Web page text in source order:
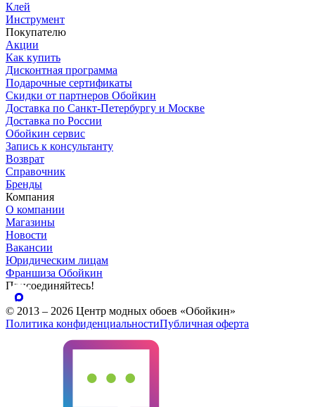
Клей
Инструмент
Покупателю
Акции
Как купить
Дисконтная программа
Подарочные сертификаты
Скидки от партнеров Обойкин
Доставка по Санкт-Петербургу и Москве
Доставка по России
Обойкин сервис
Запись к консультанту
Возврат
Справочник
Бренды
Компания
О компании
Магазины
Новости
Вакансии
Юридическим лицам
Франшиза Обойкин
Присоединяйтесь!
© 2013 – 2026 Центр модных обоев «Обойкин»
Политика конфиденциальностиПубличная оферта